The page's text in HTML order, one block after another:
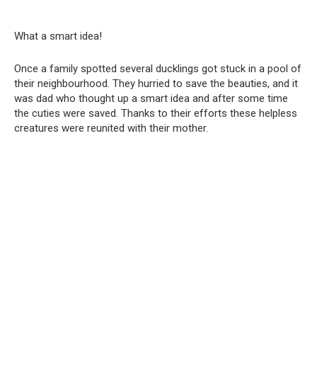
What a smart idea!
Once a family spotted several ducklings got stuck in a pool of
their neighbourhood. They hurried to save the beauties, and it
was dad who thought up a smart idea and after some time
the cuties were saved. Thanks to their efforts these helpless
creatures were reunited with their mother.